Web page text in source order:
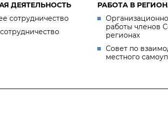
ДЕЯТЕЛЬНОСТЬ
сотрудничество
РАБОТА В
работы членов
регионах
Совет по
местного